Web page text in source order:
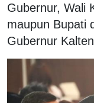
Gubernur, Wali
maupun Bupati
Gubernur